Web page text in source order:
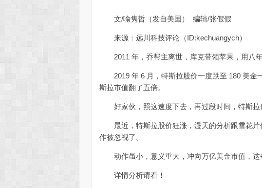
文/喻隽哲（发自美国） 编辑/张假假
来源：远川科技评论（ID:kechuangych）
2011 年，乔帮主离世，库克带领苹果，用八年
2019 年 6 月，特斯拉股价一度跌至 180 美金
斯拉市值翻了五倍。
好家伙，照这速度下去，再过段时间，特斯拉
最近，特斯拉股价狂涨，漫天的分析跟雪花片
作被忽视了。
动作虽小，意义重大，冲向万亿美金市值，这
详情分析请看！